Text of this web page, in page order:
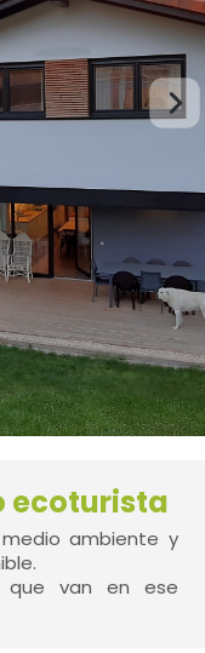
ecoturista
ambiente y
que van en ese